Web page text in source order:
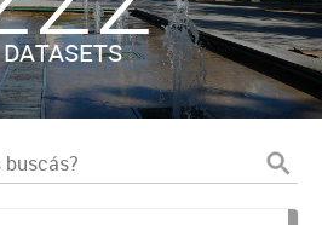
DATASETS